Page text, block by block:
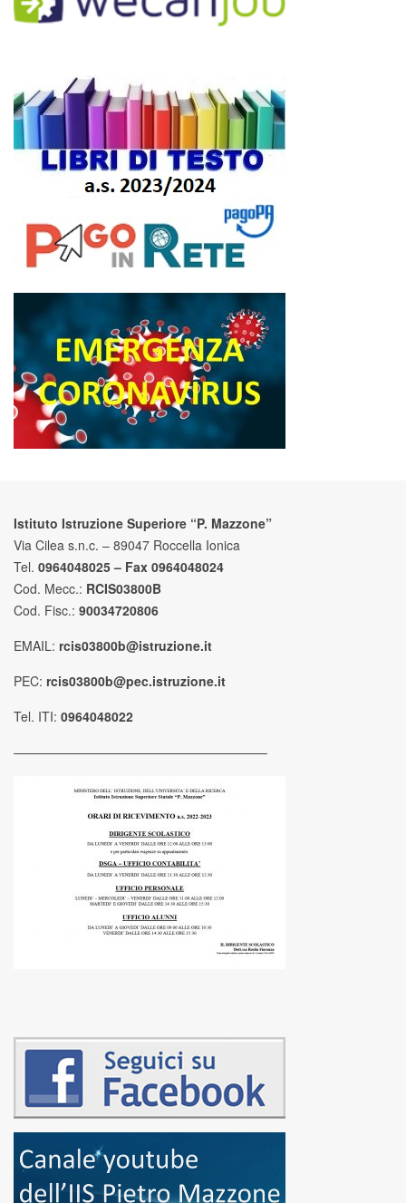
Istituto Istruzione Superiore “P. Mazzone”
Via Cilea s.n.c. – 89047 Roccella Ionica
Tel. 0964048025 – Fax 0964048024
Cod. Mecc.: RCIS03800B
Cod. Fisc.: 90034720806
EMAIL: rcis03800b@istruzione.it
PEC: rcis03800b@pec.istruzione.it
Tel. ITI: 0964048022
————————————————————